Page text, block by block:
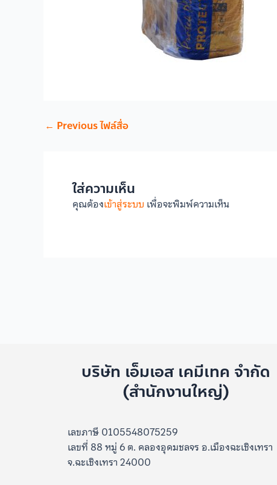
← Previous ไฟล์สื่อ
ใส่ความเห็น
คุณต้องเข้าสู่ระบบ เพื่อจะพิมพ์ความเห็น
บริษัท เอ็มเอส เคมีเทค จำกัด
(สำนักงานใหญ่)
เลขภาษี 0105548075259
เลขที่ 88 หมู่ 6 ต. คลองอุดมชลจร อ.เมืองฉะเชิงเทรา
จ.ฉะเชิงเทรา 24000